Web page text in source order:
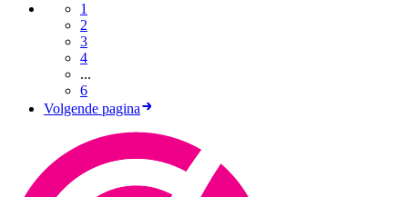
1
2
3
4
...
6
Volgende pagina